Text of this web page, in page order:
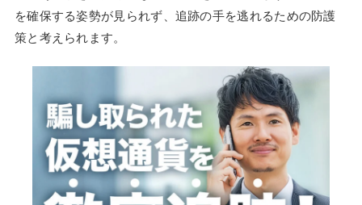
を確保する姿勢が見られず、追跡の手を逃れるための防護
策と考えられます。